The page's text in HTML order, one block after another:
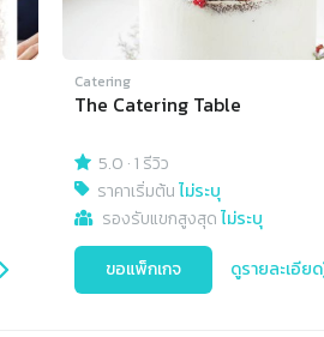
Catering
The Catering Table
5.0 ·1 รีวิว
ราคาเริ่มต้นไม่ระบุ
รองรับแขกสูงสุดไม่ระบุ
ขอแพ็กเกจ ดูรายละเอียด